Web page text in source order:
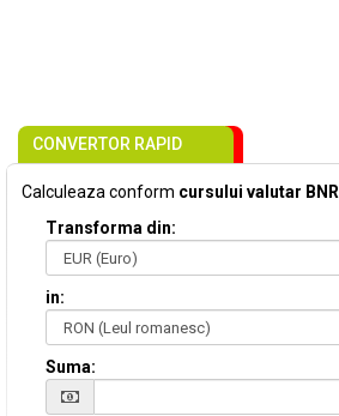
CONVERTOR RAPID
Calculeaza conform cursului valutar BNR
Transforma din:
in:
Suma: